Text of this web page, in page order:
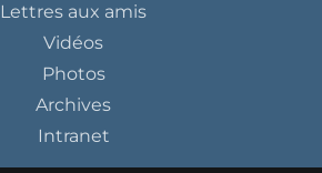
Lettres aux amis
Vidéos
Photos
Archives
Intranet